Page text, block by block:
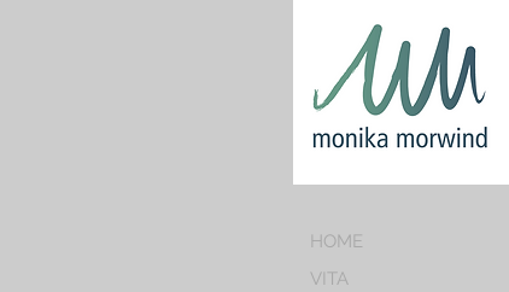
HOME
VITA